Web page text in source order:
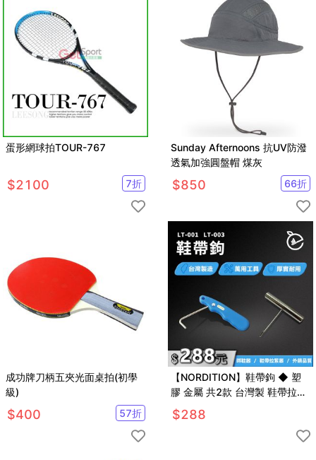
蛋形網球拍TOUR-767
$2100 7折
Sunday Afternoons 抗UV防潑
透氣加強圓盤帽 煤灰
$850 66折
成功牌刀柄五夾光面桌拍(初學
級)
$400 57折
【NORDITION】鞋帶鉤 ◆ 塑
膠 金屬 共2款 台灣製 鞋帶拉緊
器 绑鞋器 緊帶器 鞋帶束緊器 曲
棍球鞋 溜冰鞋
$288